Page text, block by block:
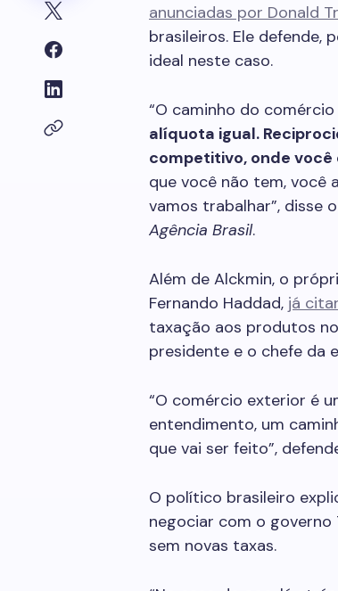
anunciadas por Donald
brasileiros. Ele defende,
ideal neste caso.
“O caminho do
alíquota igual.
competitivo, onde
que você não tem, você
vamos trabalhar”, disse
Agência Brasil.
Além de Alckmin, o
Fernando Haddad, já
taxação aos produtos
presidente e o chefe da
“O comércio exterior é
entendimento, um
que vai ser feito”,
O político brasileiro
negociar com o
sem novas taxas.